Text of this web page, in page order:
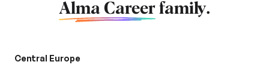
Alma Career family.
Central Europe